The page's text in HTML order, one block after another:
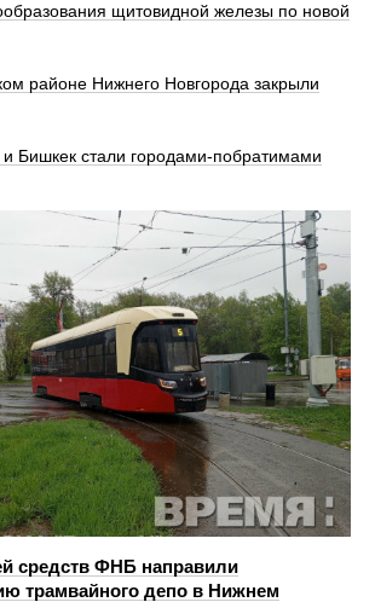
щитовидной железы по новой
районе Нижнего Новгорода закрыли
Бишкек стали городами-побратимами
средств ФНБ направили
трамвайного депо в Нижнем